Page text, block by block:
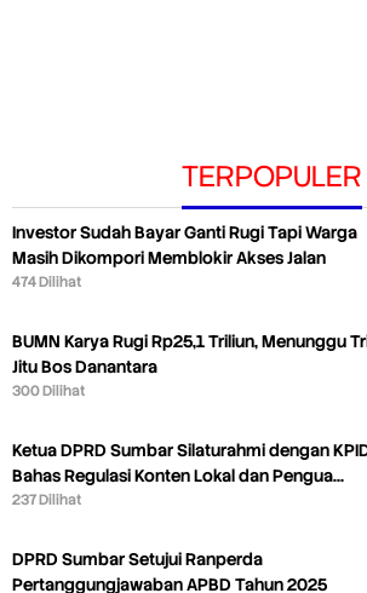
TERPOPULER
Investor Sudah Bayar Ganti Rugi Tapi Warga
Masih Dikompori Memblokir Akses Jalan
474 Dilihat
BUMN Karya Rugi Rp25,1 Triliun, Menunggu
Jitu Bos Danantara
300 Dilihat
Ketua DPRD Sumbar Silaturahmi dengan
Bahas Regulasi Konten Lokal dan Pengua…
237 Dilihat
DPRD Sumbar Setujui Ranperda
Pertanggungjawaban APBD Tahun 2025